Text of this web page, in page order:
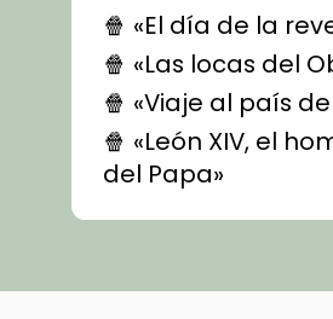
🍿 «El día de la
🍿 «Las locas del
🍿 «Viaje al país
🍿 «León XIV, el
del Papa»
🍿 «Las ovejas
recomanacions i